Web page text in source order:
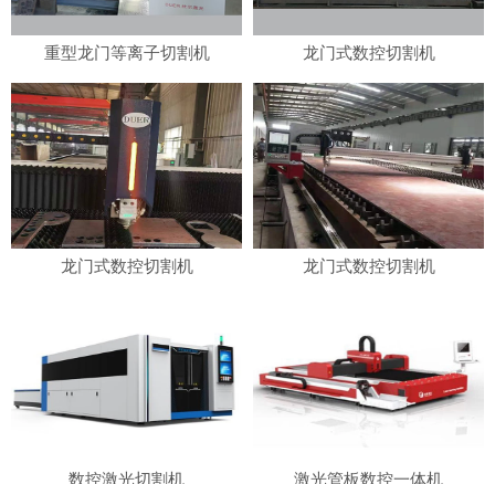
重型龙门等离子切割机 龙门式数控切割机
龙门式数控切割机 龙门式数控切割机
数控激光切割机 激光管板数控一体机